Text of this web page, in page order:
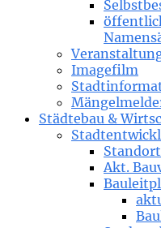
Imagefilm
Städtebau &
Akt.